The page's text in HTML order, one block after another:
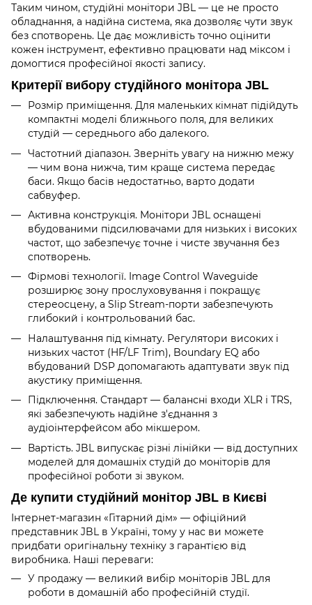
Таким чином, студійні монітори JBL — це не просто
обладнання, а надійна система, яка дозволяє чути звук
без спотворень. Це дає можливість точно оцінити
кожен інструмент, ефективно працювати над міксом і
домогтися професійної якості запису.
Критерії вибору студійного монітора JBL
Розмір приміщення. Для маленьких кімнат підійдуть
компактні моделі ближнього поля, для великих
студій — середнього або далекого.
Частотний діапазон. Зверніть увагу на нижню межу
— чим вона нижча, тим краще система передає
баси. Якщо басів недостатньо, варто додати
сабвуфер.
Активна конструкція. Монітори JBL оснащені
вбудованими підсилювачами для низьких і високих
частот, що забезпечує точне і чисте звучання без
спотворень.
Фірмові технології. Image Control Waveguide
розширює зону прослуховування і покращує
стереосцену, а Slip Stream-порти забезпечують
глибокий і контрольований бас.
Налаштування під кімнату. Регулятори високих і
низьких частот (HF/LF Trim), Boundary EQ або
вбудований DSP допомагають адаптувати звук під
акустику приміщення.
Підключення. Стандарт — балансні входи XLR і TRS,
які забезпечують надійне з'єднання з
аудіоінтерфейсом або мікшером.
Вартість. JBL випускає різні лінійки — від доступних
моделей для домашніх студій до моніторів для
професійної роботи зі звуком.
Де купити студійний монітор JBL в Києві
Інтернет-магазин «Гітарний дім» — офіційний
представник JBL в Україні, тому у нас ви можете
придбати оригінальну техніку з гарантією від
виробника. Наші переваги:
У продажу — великий вибір моніторів JBL для
роботи в домашній або професійній студії.